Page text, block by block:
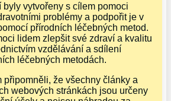
byly vytvořeny s cílem pomoci
problémy a podpořit je v
přírodních léčebných metod.
lidem zlepšit své zdraví a kvalitu
vzdělávání a sdílení
léčebných metodách.
připomněli, že všechny články a
webových stránkách jsou určeny